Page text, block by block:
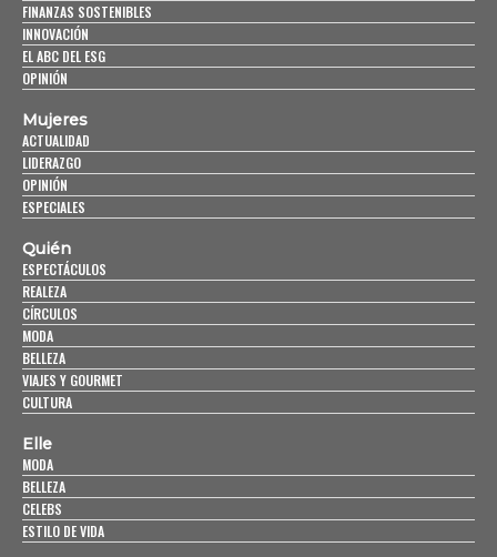
FINANZAS SOSTENIBLES
INNOVACIÓN
EL ABC DEL ESG
OPINIÓN
Mujeres
ACTUALIDAD
LIDERAZGO
OPINIÓN
ESPECIALES
Quién
ESPECTÁCULOS
REALEZA
CÍRCULOS
MODA
BELLEZA
VIAJES Y GOURMET
CULTURA
Elle
MODA
BELLEZA
CELEBS
ESTILO DE VIDA